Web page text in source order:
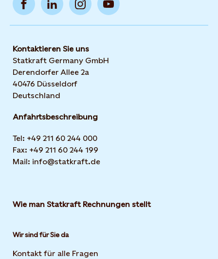
Kontaktieren Sie uns
Statkraft Germany GmbH
Derendorfer Allee 2a
40476 Düsseldorf
Deutschland
Anfahrtsbeschreibung
Tel: +49 211 60 244 000
Fax: +49 211 60 244 199
Mail: info@statkraft.de
Wie man Statkraft Rechnungen stellt
Wir sind für Sie da
Kontakt für alle Fragen